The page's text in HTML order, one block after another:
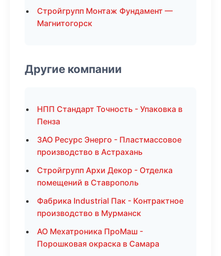
Стройгрупп Монтаж Фундамент —
Магнитогорск
Другие компании
НПП Стандарт Точность - Упаковка в
Пенза
ЗАО Ресурс Энерго - Пластмассовое
производство в Астрахань
Стройгрупп Архи Декор - Отделка
помещений в Ставрополь
Фабрика Industrial Пак - Контрактное
производство в Мурманск
АО Мехатроника ПроМаш -
Порошковая окраска в Самара